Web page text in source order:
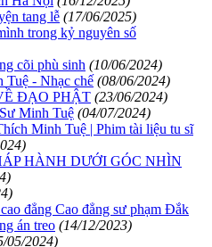
tang lễ (17/06/2025)
trong kỷ nguyên số
cõi phù sinh (10/06/2024)
- Nhạc chế (08/06/2024)
ĐẠO PHẬT (23/06/2024)
Minh Tuệ (04/07/2024)
Minh Tuệ | Phim tài liệu tu sĩ
HÀNH DƯỚI GÓC NHÌN
đẳng Cao đẳng sư phạm Đắk
án treo (14/12/2023)
05/2024)